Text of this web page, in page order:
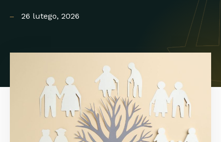
26 lutego, 2026